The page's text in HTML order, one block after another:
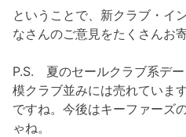
ということで、新クラブ・イ
なさんのご意見をたくさんお
P.S. 夏のセールクラブ系デ
模クラブ並みには売れていま
ですね。今後はキーファーズ
ゃね。